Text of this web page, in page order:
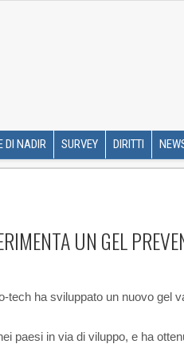
SKIP TO CONTENT
DI NADIR SURVEY DIRITTI
UN GEL
tech ha sviluppato un nuovo gel
paesi in via di viluppo, e ha